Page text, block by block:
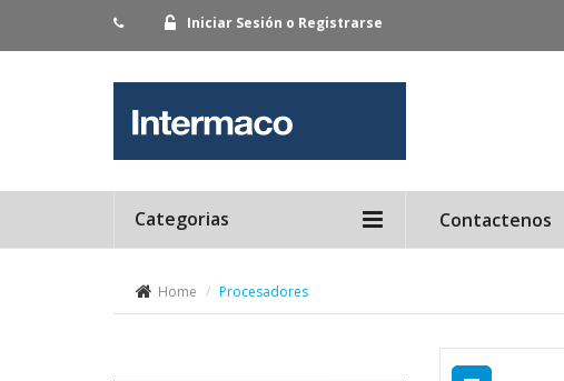
Iniciar Sesión o Registrarse
Categorias Contactenos
Home Procesadores